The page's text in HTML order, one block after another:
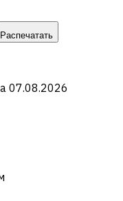
Распечатать
07.08.2026